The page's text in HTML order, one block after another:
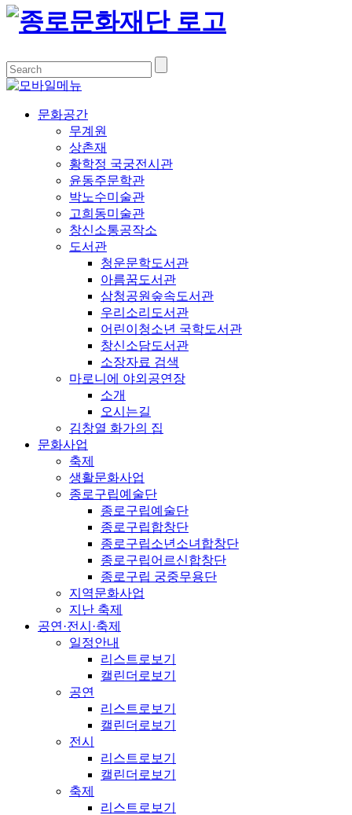
문화공간
무계원
상촌재
황학정 국궁전시관
윤동주문학관
박노수미술관
고희동미술관
창신소통공작소
도서관
청운문학도서관
아름꿈도서관
삼청공원숲속도서관
우리소리도서관
어린이청소년 국학도서관
창신소담도서관
소장자료 검색
마로니에 야외공연장
소개
오시는길
김창열 화가의 집
문화사업
축제
생활문화사업
종로구립예술단
종로구립예술단
종로구립합창단
종로구립소년소녀합창단
종로구립어르신합창단
종로구립 궁중무용단
지역문화사업
지난 축제
공연·전시·축제
일정안내
리스트로보기
캘린더로보기
공연
리스트로보기
캘린더로보기
전시
리스트로보기
캘린더로보기
축제
리스트로보기